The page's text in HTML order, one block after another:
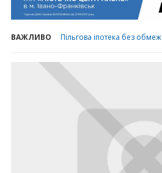
ВАЖЛИВО Пільгова іпотека без